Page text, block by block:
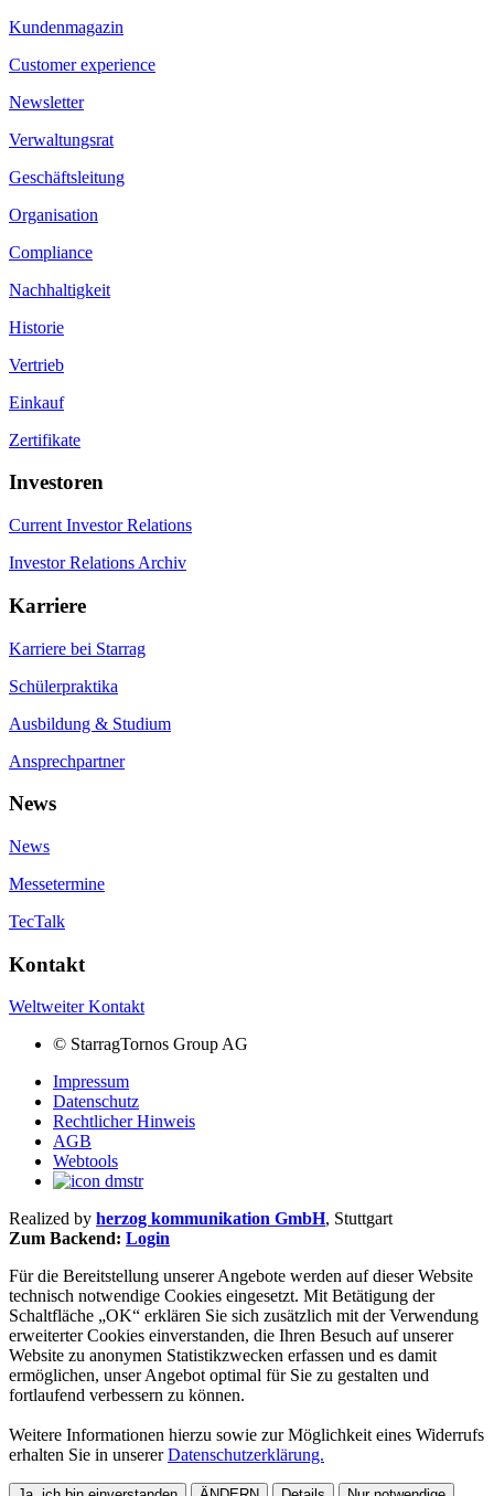
Kundenmagazin
Customer experience
Newsletter
Verwaltungsrat
Geschäftsleitung
Organisation
Compliance
Nachhaltigkeit
Historie
Vertrieb
Einkauf
Zertifikate
Investoren
Current Investor Relations
Investor Relations Archiv
Karriere
Karriere bei Starrag
Schülerpraktika
Ausbildung & Studium
Ansprechpartner
News
News
Messetermine
TecTalk
Kontakt
Weltweiter Kontakt
© StarragTornos Group AG
Impressum
Datenschutz
Rechtlicher Hinweis
AGB
Webtools
Realized by herzog kommunikation GmbH, Stuttgart
Zum Backend: Login
Für die Bereitstellung unserer Angebote werden auf dieser Website
technisch notwendige Cookies eingesetzt. Mit Betätigung der
Schaltfläche „OK“ erklären Sie sich zusätzlich mit der Verwendung
erweiterter Cookies einverstanden, die Ihren Besuch auf unserer
Website zu anonymen Statistikzwecken erfassen und es damit
ermöglichen, unser Angebot optimal für Sie zu gestalten und
fortlaufend verbessern zu können.
Weitere Informationen hierzu sowie zur Möglichkeit eines Widerrufs
erhalten Sie in unserer Datenschutzerklärung.